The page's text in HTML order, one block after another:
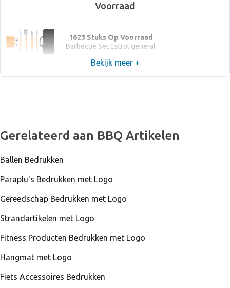
Voorraad
1623 Stuks Op Voorraad
Barbecue Set Estrol general
Bekijk meer +
Gerelateerd aan BBQ Artikelen
Ballen Bedrukken
Paraplu's Bedrukken met Logo
Gereedschap Bedrukken met Logo
Strandartikelen met Logo
Fitness Producten Bedrukken met Logo
Hangmat met Logo
Fiets Accessoires Bedrukken